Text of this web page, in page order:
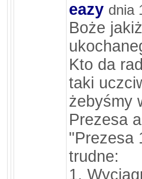
eazy dnia
Boże
Kto da
taki
żebyśmy
Prezesa
"Prezesa
trudne:
1.